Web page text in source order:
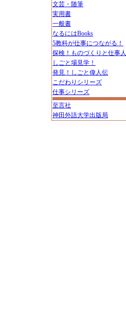
文芸・随筆
実用書
一般書
なるにはBooks
5教科が仕事につながる！
探検！ものづくりと仕事人
しごと場見学！
発見！しごと偉人伝
こだわりシリーズ
仕事シリーズ
至言社
神田外語大学出版局